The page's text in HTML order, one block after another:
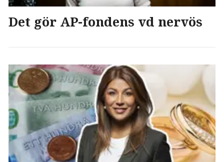
Det gör AP-fondens vd nervös